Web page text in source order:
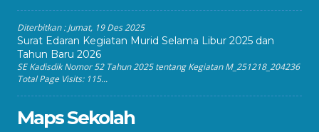
Diterbitkan :Jumat, 19 Des 2025
Surat Edaran Kegiatan Murid Selama Libur 2025 dan
Tahun Baru 2026
SE Kadisdik Nomor 52 Tahun 2025 tentang Kegiatan M_251218_204236
Total Page Visits: 115...
Maps Sekolah